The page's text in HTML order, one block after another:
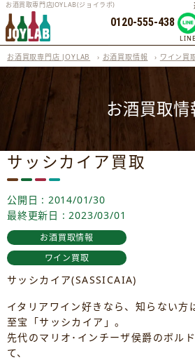
お酒買取専門店JOYLAB(ジョイラボ)
0120-555-438
LINE
お酒買取専門店 JOYLAB › お酒買取情報 › ワイン買
お酒買取情
サッシカイア買取
公開日 : 2014/01/30
最終更新日 : 2023/03/01
お酒買取情報
ワイン買取
サッシカイア(SASSICAIA)
イタリアワイン好きなら、知らない方
至宝「サッシカイア」。
先代のマリオ･インチーザ侯爵のボル
て、